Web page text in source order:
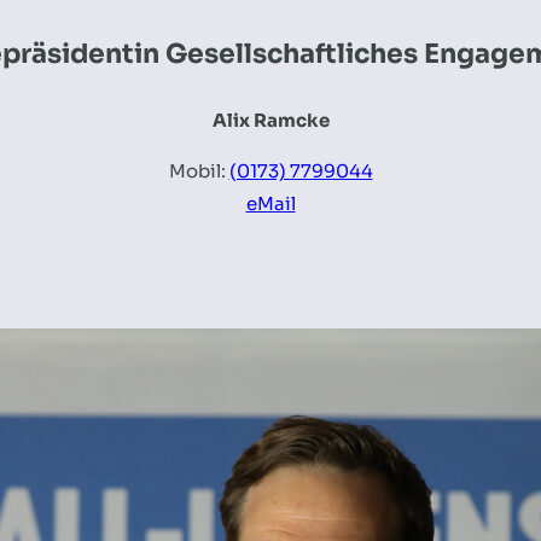
Gesellschaftliches
Alix Ramcke
Mobil: (0173) 7799044
eMail